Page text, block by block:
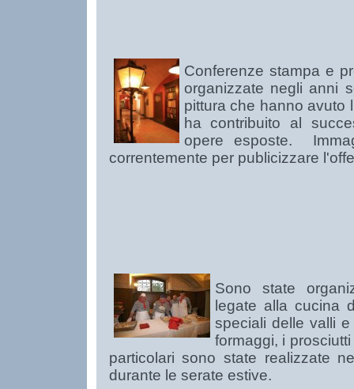
Conferenze stampa e
organizzate negli anni
pittura che hanno avuto
ha contribuito al
opere esposte.
correntemente per publicizzare
Sono state
legate alla cucina
speciali delle valli
formaggi, i
particolari sono state realizzate
durante le serate estive.